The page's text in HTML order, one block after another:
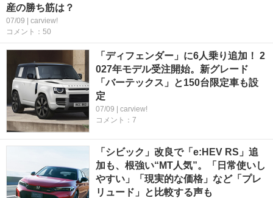
産の勝ち筋は？
07/09 | carview!
コメント：50
「ディフェンダー」に6人乗り追加！ 2
027年モデル受注開始。新グレード
「バーテックス」と150台限定車も設
定
07/09 | carview!
コメント：7
「シビック」改良で「e:HEV RS」追
加も、根強い“MT人気”。「日常使いし
やすい」「現実的な価格」など「プレ
リュード」と比較する声も